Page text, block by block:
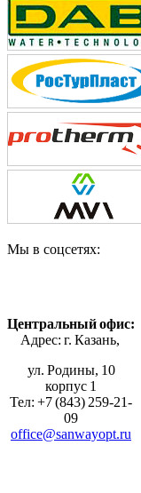
Мы в соцсетях:
Центральный офис:
Адрес: г. Казань,
ул. Родины, 10
корпус 1
Тел: +7 (843) 259-21-
09
office@sanwayopt.ru